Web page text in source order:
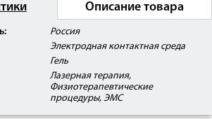
Описание товара
Россия
Электродная контактная среда
Гель
Лазерная терапия,
Физиотерапевтические
процедуры, ЭМС